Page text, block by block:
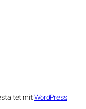
mitWordPress